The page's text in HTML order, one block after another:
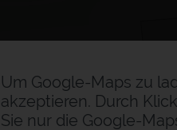
Um Google-Maps zu
akzeptieren. Durch
Sie nur die Google-